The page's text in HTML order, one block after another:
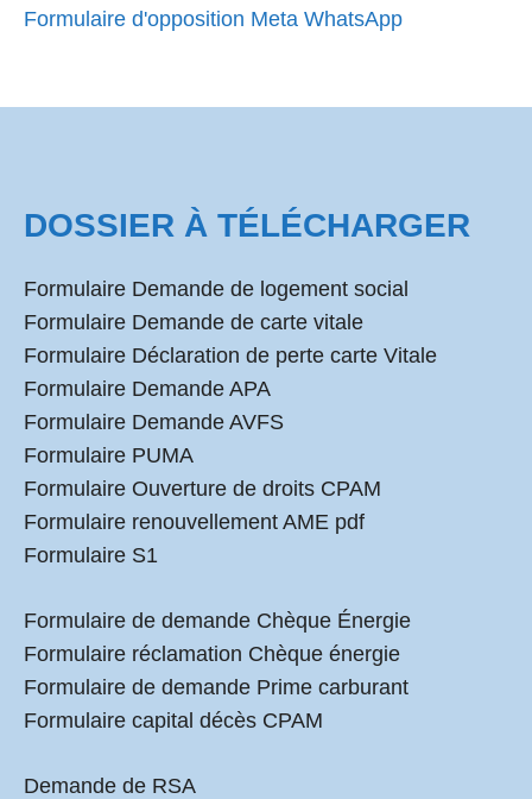
Formulaire d'opposition Meta WhatsApp
DOSSIER À TÉLÉCHARGER
Formulaire Demande de logement social
Formulaire Demande de carte vitale
Formulaire Déclaration de perte carte Vitale
Formulaire Demande APA
Formulaire Demande AVFS
Formulaire PUMA
Formulaire Ouverture de droits CPAM
Formulaire renouvellement AME pdf
Formulaire S1
Formulaire de demande Chèque Énergie
Formulaire réclamation Chèque énergie
Formulaire de demande Prime carburant
Formulaire capital décès CPAM
Demande de RSA